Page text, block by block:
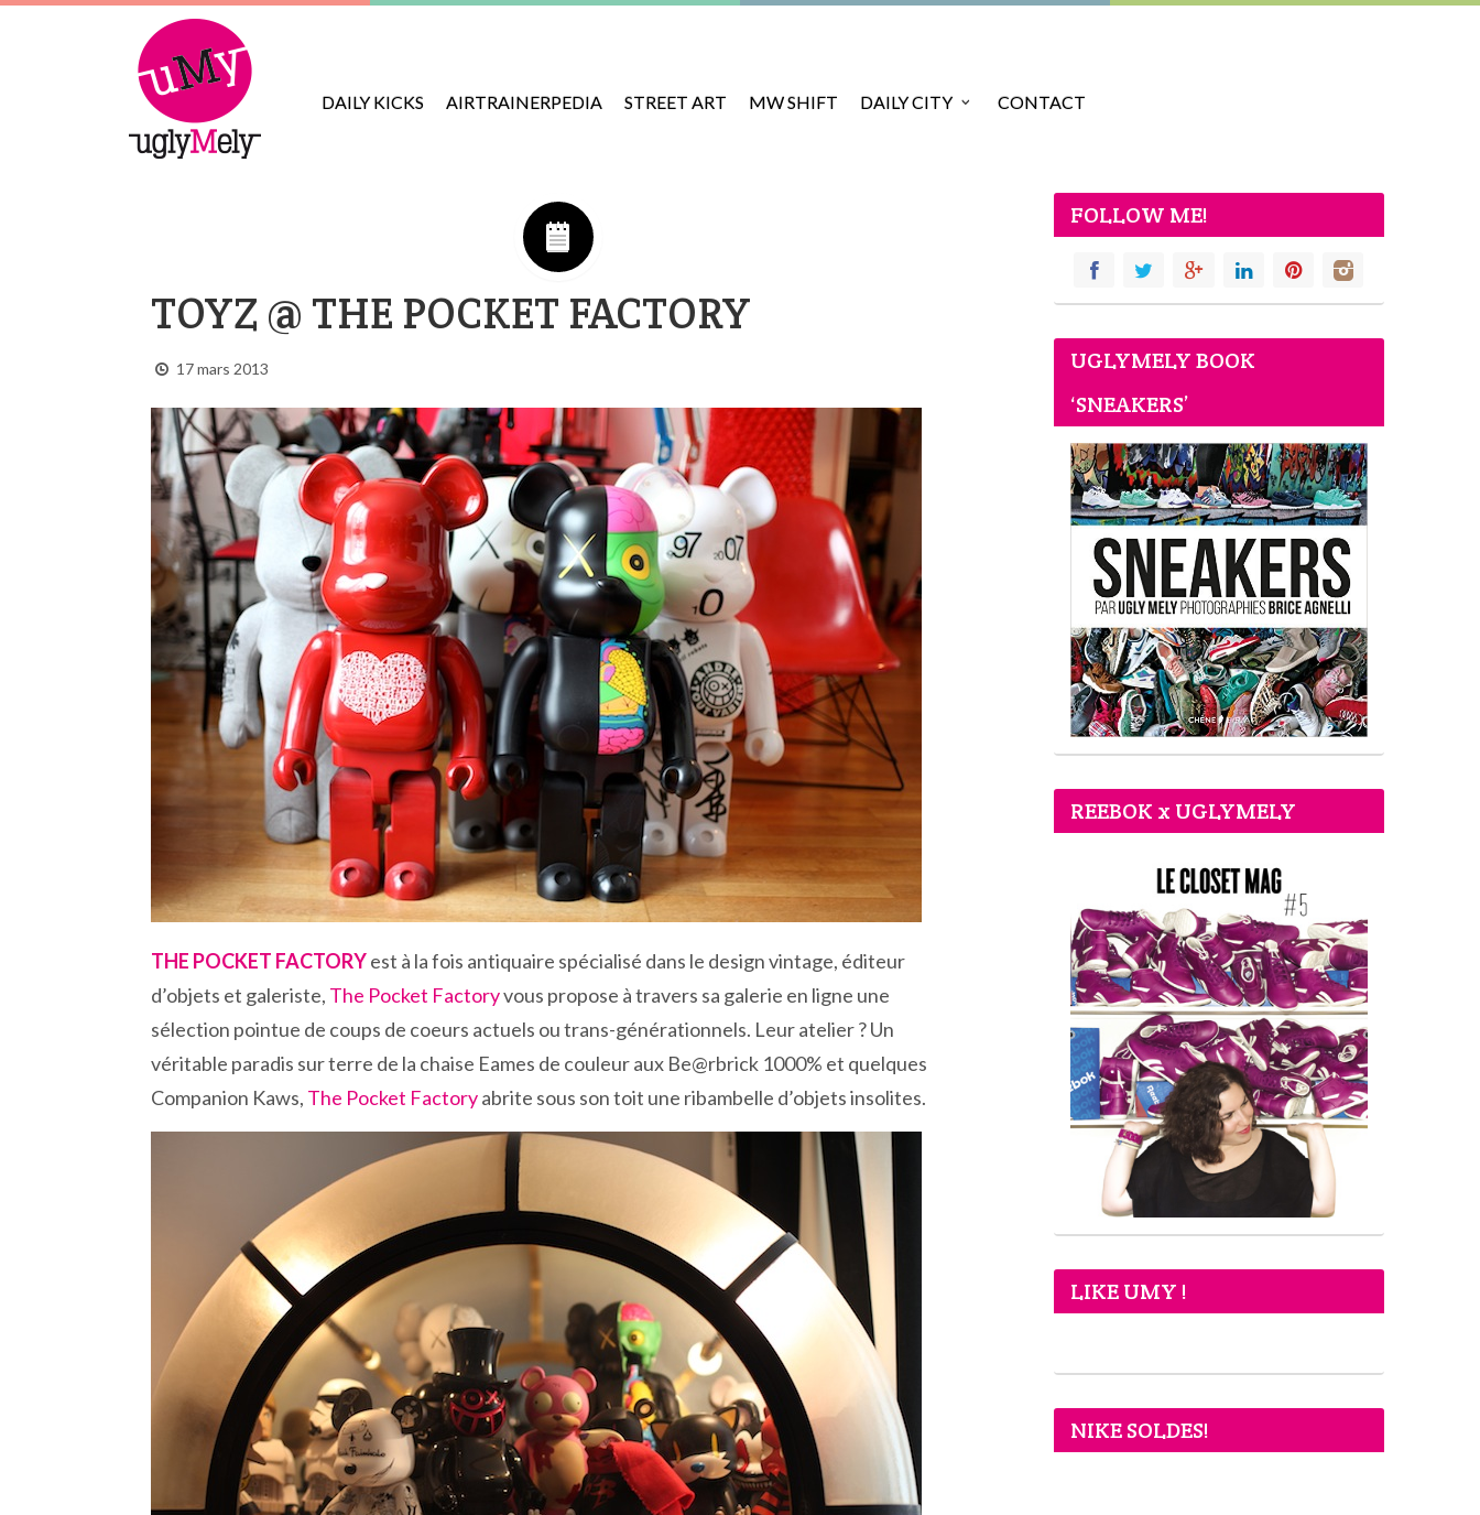
DAILY KICKS AIRTRAINERPEDIA STREET ART MW SHIFT DAILY CITY CONTACT
TOYZ @ THE POCKET FACTORY
17 mars 2013
THE POCKET FACTORYest à la fois antiquaire spécialisé dans le design vintage, éditeur
d’objets et galeriste, The Pocket Factoryvous propose à travers sa galerie en ligne une
sélection pointue de coups de coeurs actuels ou trans-générationnels. Leur atelier ? Un
véritable paradis sur terre de la chaise Eames de couleur aux Be@rbrick 1000% et quelques
Companion Kaws, The Pocket Factoryabrite sous son toit une ribambelle d’objets insolites.
FOLLOW ME!
UGLYMELY BOOK
‘SNEAKERS’
REEBOK x UGLYMELY
LIKE UMY !
NIKE SOLDES!